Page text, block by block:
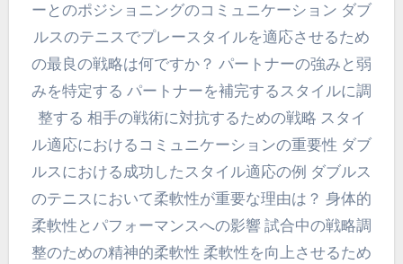
ーとのポジショニングのコミュニケーション ダブ
ルスのテニスでプレースタイルを適応させるため
の最良の戦略は何ですか？ パートナーの強みと弱
みを特定する パートナーを補完するスタイルに調
整する 相手の戦術に対抗するための戦略 スタイ
ル適応におけるコミュニケーションの重要性 ダブ
ルスにおける成功したスタイル適応の例 ダブルス
のテニスにおいて柔軟性が重要な理由は？ 身体的
柔軟性とパフォーマンスへの影響 試合中の戦略調
整のための精神的柔軟性 柔軟性を向上させるため